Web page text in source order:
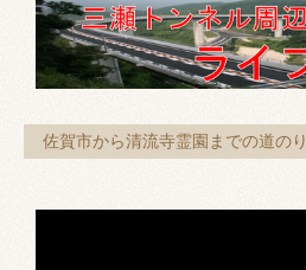
佐賀市から清流寺霊園までの道のり